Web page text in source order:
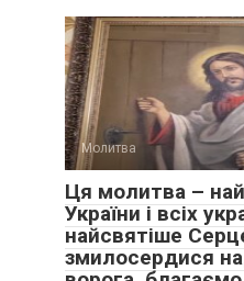
Молитва
Ця молитва –
України і всіх
найсвятіше
змилосердися